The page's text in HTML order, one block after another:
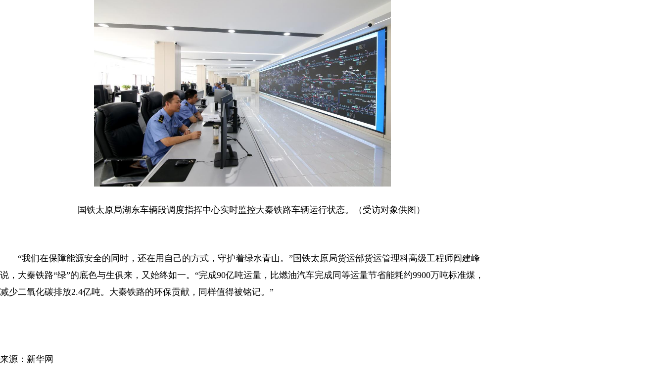
国铁太原局湖东车辆段调度指挥中心实时监控大秦铁路车辆运行状态。（受访对象供图）
“我们在保障能源安全的同时，还在用自己的方式，守护着绿水青山。”国铁太原局货运部货运管理科高级工程师阎建峰
说，大秦铁路“绿”的底色与生俱来，又始终如一。“完成90亿吨运量，比燃油汽车完成同等运量节省能耗约9900万吨标准煤，
减少二氧化碳排放2.4亿吨。大秦铁路的环保贡献，同样值得被铭记。”
来源：新华网